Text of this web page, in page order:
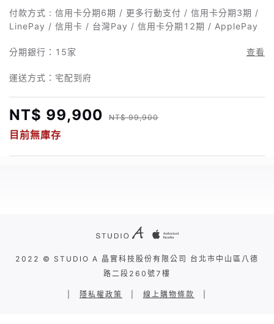
付款方式 : 信用卡分期6期 / 更多行動支付 / 信用卡分期3期 /
LinePay / 信用卡 / 台灣Pay / 信用卡分期12期 / ApplePay
分期銀行： 15家 查看
運送方式：宅配到府
NT$ 99,900 NT$ 99,900
目前無庫存
2022 © STUDIO A 晶實科技股份有限公司 台北市中山區八德
路二段260號7樓
隱私權政策 線上購物條款